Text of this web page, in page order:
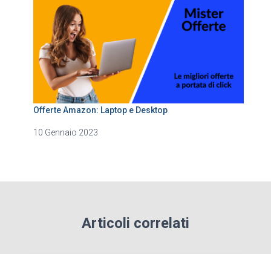
Offerte Amazon: Laptop e Desktop
10 Gennaio 2023
Articoli correlati